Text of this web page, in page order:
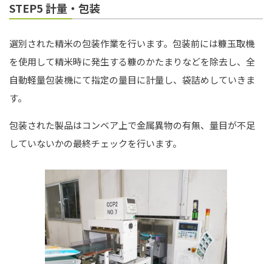
STEP5 計量・包装
選別された精米の包装作業を行います。包装前には糠玉取機
を使用して精米時に発生する糠のかたまりなどを除去し、全
自動軽量包装機にて指定の量目に計量し、袋詰めしていきま
す。
包装された製品はコンベア上で金属異物の有無、量目が不足
していないかの最終チェックを行います。